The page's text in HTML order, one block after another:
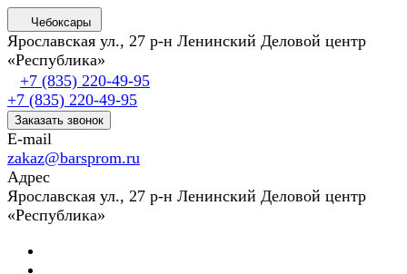
Чебоксары
Ярославская ул., 27 р-н Ленинский Деловой центр
«Республика»
+7 (835) 220-49-95
+7 (835) 220-49-95
Заказать звонок
E-mail
zakaz@barsprom.ru
Адрес
Ярославская ул., 27 р-н Ленинский Деловой центр
«Республика»